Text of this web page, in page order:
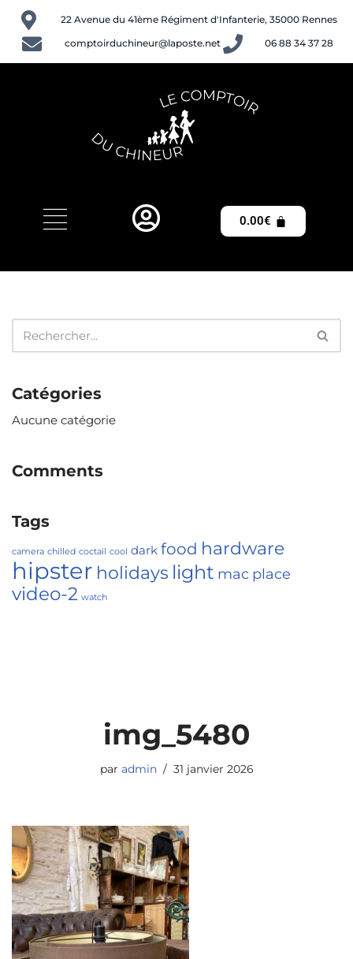
Aller
au
22 Avenue du 41ème Régiment d'Infanterie, 35000 Rennes
comptoirduchineur@laposte.net
06 88 34 37 28
0.00€
Catégories
Aucune catégorie
Comments
Tags
camera chilled coctail cool dark food hardware
hipster holidays light mac place
video-2 watch
img_5480
par admin 31 janvier 2026